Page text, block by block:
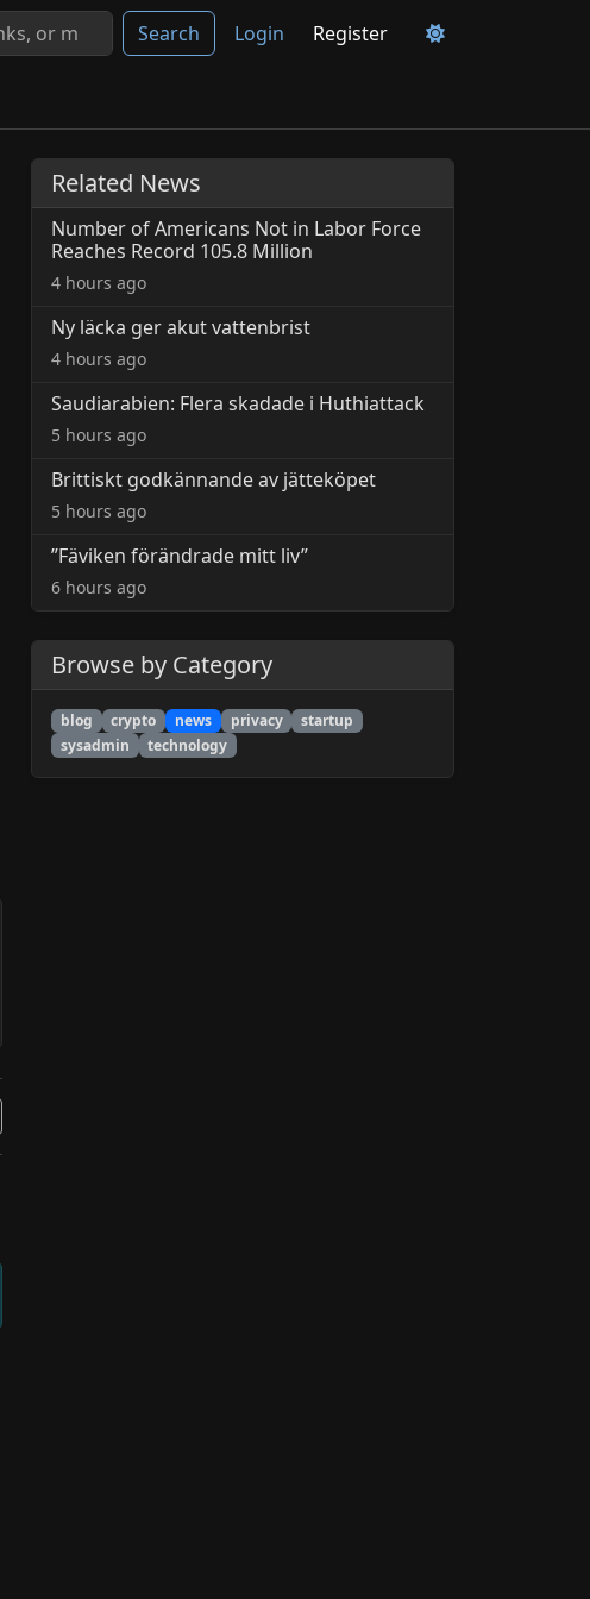
Search Login Register
Related News
Number of Americans Not in Labor Force
Reaches Record 105.8 Million
4 hours ago
Ny läcka ger akut vattenbrist
4 hours ago
Saudiarabien: Flera skadade i Huthiattack
5 hours ago
Brittiskt godkännande av jätteköpet
5 hours ago
”Fäviken förändrade mitt liv”
6 hours ago
Browse by Category
blog crypto news privacy
startup
sysadmin
technology